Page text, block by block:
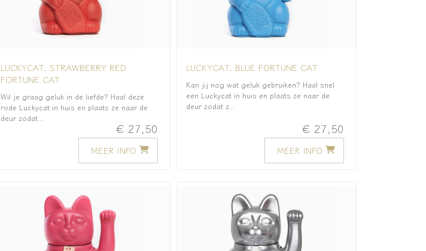
LUCKYCAT, STRAWBERRY RED
FORTUNE CAT
Wil je graag geluk in de liefde? Haal deze
rode Luckycat in huis en plaats ze naar de
deur zodat...
€ 27,50
MEER INFO
LUCKYCAT, BLUE FORTUNE CAT
Kan jij nog wat geluk gebruiken? Haal snel
een Luckycat in huis en plaats ze naar de
deur zodat z...
€ 27,50
MEER INFO